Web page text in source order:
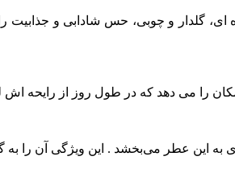
ای، گلدار و چوبی، حس شادابی و
را می‌ دهد که در طول روز از رایحه‌ اش
این عطر می‌بخشد . این ویژگی آن را به